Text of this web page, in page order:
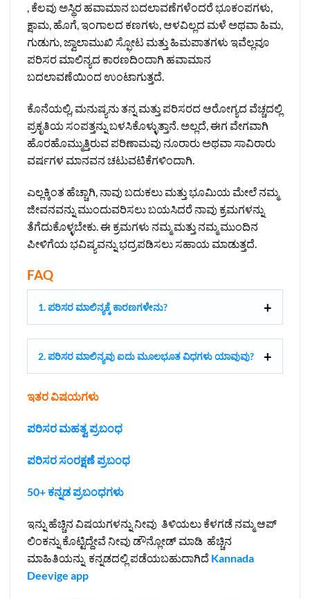
, ಕೆಲವು ಅಸ್ಥಿರ ಹವಾಮಾನ ಬದಲಾವಣೆಗಳೆಂದರೆ ಭೂಕಂಪಗಳು,
ಕ್ಷಾಮ, ಹೊಗೆ, ಇಂಗಾಲದ ಕಣಗಳು, ಆಳವಿಲ್ಲದ ಮಳೆ ಅಥವಾ ಹಿಮ,
ಗುಡುಗು, ಜ್ವಾಲಾಮುಖಿ ಸ್ಫೋಟ ಮತ್ತು ಹಿಮಪಾತಗಳು ಇವೆಲ್ಲವೂ
ಪರಿಸರ ಮಾಲಿನ್ಯದ ಕಾರಣದಿಂದಾಗಿ ಹವಾಮಾನ
ಬದಲಾವಣೆಯಿಂದ ಉಂಟಾಗುತ್ತದೆ.
ಕೊನೆಯಲ್ಲಿ, ಮನುಷ್ಯನು ತನ್ನ ಮತ್ತು ಪರಿಸರದ ಆರೋಗ್ಯದ ವೆಚ್ಚದಲ್ಲಿ
ಪ್ರಕೃತಿಯ ಸಂಪತ್ತನ್ನು ಬಳಸಿಕೊಳ್ಳುತ್ತಾನೆ. ಅಲ್ಲದೆ, ಈಗ ವೇಗವಾಗಿ
ಹೊರಹೊಮ್ಮುತ್ತಿರುವ ಪರಿಣಾಮವು ನೂರಾರು ಅಥವಾ ಸಾವಿರಾರು
ವರ್ಷಗಳ ಮಾನವನ ಚಟುವಟಿಕೆಗಳಿಂದಾಗಿ.
ಎಲ್ಲಕ್ಕಿಂತ ಹೆಚ್ಚಾಗಿ, ನಾವು ಬದುಕಲು ಮತ್ತು ಭೂಮಿಯ ಮೇಲೆ ನಮ್ಮ
ಜೀವನವನ್ನು ಮುಂದುವರಿಸಲು ಬಯಸಿದರೆ ನಾವು ಕ್ರಮಗಳನ್ನು
ತೆಗೆದುಕೊಳ್ಳಬೇಕು. ಈ ಕ್ರಮಗಳು ನಮ್ಮ ಮತ್ತು ನಮ್ಮ ಮುಂದಿನ
ಪೀಳಿಗೆಯ ಭವಿಷ್ಯವನ್ನು ಭದ್ರಪಡಿಸಲು ಸಹಾಯ ಮಾಡುತ್ತದೆ.
FAQ
1. ಪರಿಸರ ಮಾಲಿನ್ಯಕ್ಕೆ ಕಾರಣಗಳೇನು?
2. ಪರಿಸರ ಮಾಲಿನ್ಯವು ಐದು ಮೂಲಭೂತ ವಿಧಗಳು ಯಾವುವು?
ಇತರ ವಿಷಯಗಳು
ಪರಿಸರ ಮಹತ್ವ ಪ್ರಬಂಧ
ಪರಿಸರ ಸಂರಕ್ಷಣೆ ಪ್ರಬಂಧ
50+ ಕನ್ನಡ ಪ್ರಬಂಧಗಳು
ಇನ್ನು ಹೆಚ್ಚಿನ ವಿಷಯಗಳನ್ನು ನೀವು ತಿಳಿಯಲು ಕೆಳಗಡೆ ನಮ್ಮ ಆಪ್
ಲಿಂಕನ್ನು ಕೊಟ್ಟಿದ್ದೇವೆ ನೀವು ಡೌನ್ಲೋಡ್ ಮಾಡಿ ಹೆಚ್ಚಿನ
ಮಾಹಿತಿಯನ್ನು ಕನ್ನಡದಲ್ಲಿ ಪಡೆಯಬಹುದಾಗಿದೆ Kannada
Deevige app